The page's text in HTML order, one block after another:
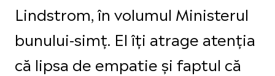
Lindstrom, în volumul Ministerul
bunului-simț. El îți atrage atenția
că lipsa de empatie și faptul că